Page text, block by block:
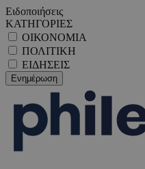
Ειδοποιήσεις
ΚΑΤΗΓΟΡΙΕΣ
ΟΙΚΟΝΟΜΙΑ
ΠΟΛΙΤΙΚΗ
ΕΙΔΗΣΕΙΣ